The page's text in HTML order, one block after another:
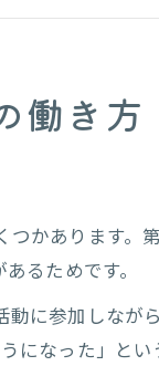
すコツと注意点
選び
職場の雰囲気
研修やサポート
の見極め方
福利厚生と働き
人の探し方
最新トレンド
働き方
かあります。
るためです。
に参加しなが
になった」と